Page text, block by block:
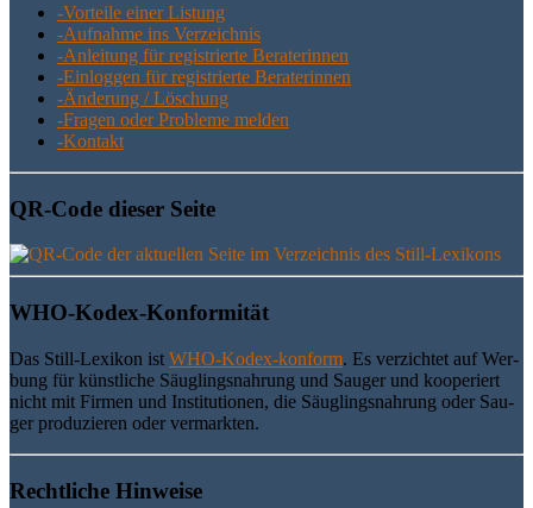
-Vor­tei­le einer Listung
-Auf­nah­me ins Verzeichnis
-Anlei­tung für regis­trier­te Beraterinnen
-Ein­log­gen für regis­trier­te Beraterinnen
-Ände­rung / Löschung
-Fra­gen oder Pro­ble­me melden
-Kon­takt
QR-Code die­ser Seite
WHO-Kodex-Kon­for­mi­tät
Das Still-Lexi­kon ist WHO-Kodex-kon­form. Es ver­zich­tet auf Wer­
bung für künst­li­che Säug­lings­nah­rung und Sau­ger und koope­riert
nicht mit Fir­men und Insti­tu­tio­nen, die Säug­lings­nah­rung oder Sau­
ger pro­du­zie­ren oder vermarkten.
Recht­li­che Hinweise